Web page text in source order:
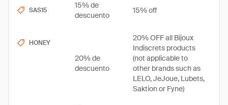
SAS15
15% de
descuento
15% off
HONEY
20% de
descuento
20% OFF all Bijoux
Indiscrets products
(not applicable to
other brands such as
LELO, JeJoue, Lubets,
Saktion or Fyne)